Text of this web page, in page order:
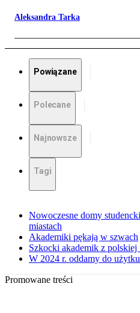
Aleksandra Tarka
Powiązane
Polecane
Najnowsze
Tagi
Nowoczesne domy
miastach
Akademiki pękają w szwach
Szkocki akademik z polskiej
W 2024 r. oddamy do
Promowane treści